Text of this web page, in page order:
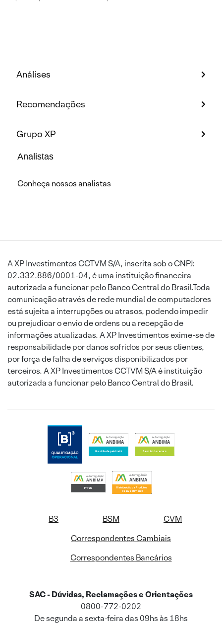
Análises
Recomendações
Grupo XP
Analistas
Conheça nossos analistas
A XP Investimentos CCTVM S/A, inscrita sob o CNPJ:
02.332.886/0001-04, é uma instituição financeira
autorizada a funcionar pelo Banco Central do Brasil.Toda
comunicação através de rede mundial de computadores
está sujeita a interrupções ou atrasos, podendo impedir
ou prejudicar o envio de ordens ou a recepção de
informações atualizadas. A XP Investimentos exime-se de
responsabilidade por danos sofridos por seus clientes,
por força de falha de serviços disponibilizados por
terceiros. A XP Investimentos CCTVM S/A é instituição
autorizada a funcionar pelo Banco Central do Brasil.
B3 BSM
CVM
Correspondentes Cambiais
Correspondentes Bancários
SAC - Dúvidas, Reclamações e Orientações
0800-772-0202
De segunda a sexta-feira das 09hs às 18hs